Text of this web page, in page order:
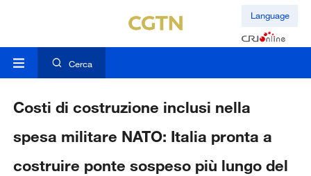
Language
Cerca
Costi di costruzione inclusi nella
spesa militare NATO: Italia pronta a
costruire ponte sospeso più lungo del